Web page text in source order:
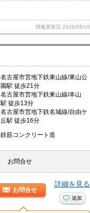
情報更新日 2026/08/10
名古屋市営地下鉄東山線/東山公
園駅 徒歩21分
名古屋市営地下鉄東山線/本山
駅 徒歩13分
名古屋市営地下鉄名城線/自由ケ
丘駅 徒歩16分
鉄筋コンクリート造
お問合せ
お問合せ
詳細を見る
追加